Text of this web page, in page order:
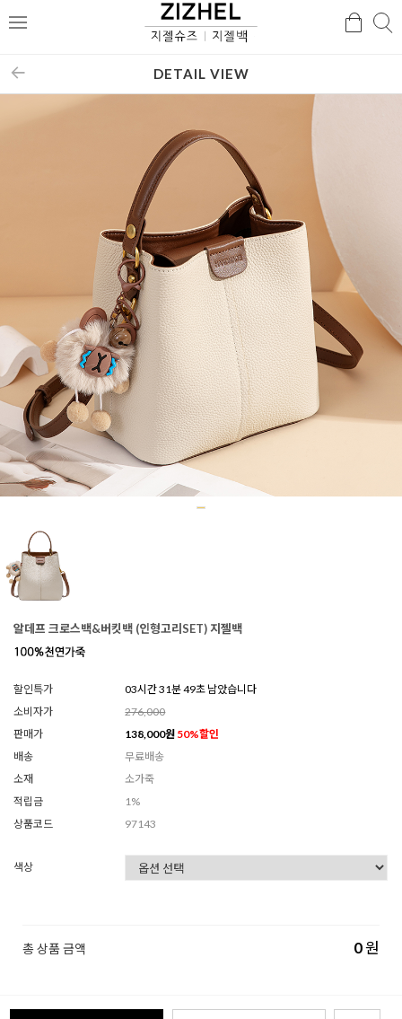
메
검
DETAIL VIEW
알데프 크로스백&버킷백 (인형고리SET) 지젤백
할인특가
03시간 31분 45초 남았습니다
소비자가
276,000
판매가
138,000원 50%할인
배송
무료배송
소재
소가죽
적립금
1%
상품코드
97143
색상
총 상품 금액 0원